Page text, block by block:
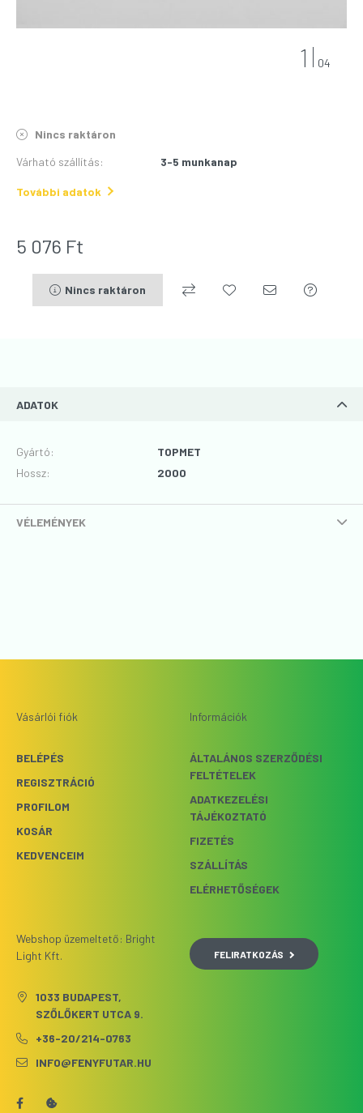
1 04
Nincs raktáron
Várható szállítás: 3-5 munkanap
További adatok
5 076 Ft
Nincs raktáron
ADATOK
Gyártó:
TOPMET
Hossz: 2000
VÉLEMÉNYEK
Vásárlói fiók
BELÉPÉS
REGISZTRÁCIÓ
PROFILOM
KOSÁR
KEDVENCEIM
Információk
ÁLTALÁNOS SZERZŐDÉSI
FELTÉTELEK
ADATKEZELÉSI
TÁJÉKOZTATÓ
FIZETÉS
SZÁLLÍTÁS
ELÉRHETŐSÉGEK
Webshop üzemeltető: Bright
Light Kft.
1033 BUDAPEST,
SZŐLŐKERT UTCA 9.
+36-20/214-0763
INFO@FENYFUTAR.HU
FELIRATKOZÁS